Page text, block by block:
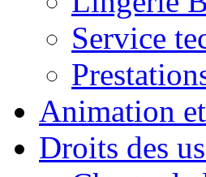
Service
Animation
Droits des